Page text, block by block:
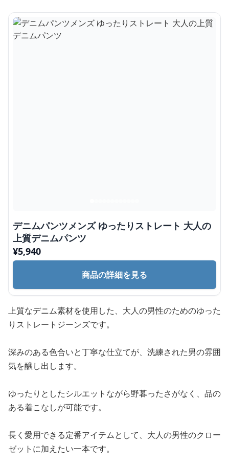
デニムパンツメンズ ゆったりストレート 大人の
上質デニムパンツ
¥5,940
商品の詳細を見る
上質なデニム素材を使用した、大人の男性のためのゆった
りストレートジーンズです。
深みのある色合いと丁寧な仕立てが、洗練された男の雰囲
気を醸し出します。
ゆったりとしたシルエットながら野暮ったさがなく、品の
ある着こなしが可能です。
長く愛用できる定番アイテムとして、大人の男性のクロー
ゼットに加えたい一本です。